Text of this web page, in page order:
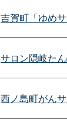
吉賀町「ゆめサ
サロン隠岐た
西ノ島町がん